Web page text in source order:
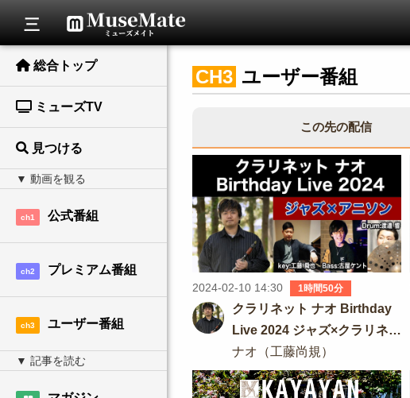
総合トップ
ミューズTV
見つける
ch1 公式番組
ch2 プレミアム番組
ch3 ユーザー番組
CH3 ユーザー番組
この先の配信
2024-02-10 14:30 1時間50分
クラリネット ナオ Birthday
Live 2024 ジャズ×クラリネッ
ト×アニソン
ナオ（工藤尚規）